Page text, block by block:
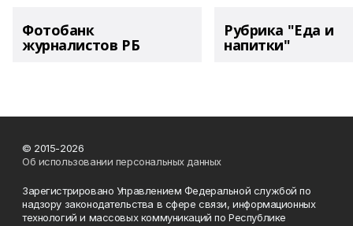
Фотобанк
журналистов РБ
Рубрика "Еда и
напитки"
© 2015-2026
Об использовании персональных данных
Зарегистрировано Управлением Федеральной службой по
надзору законодательства в сфере связи, информационных
технологий и массовых коммуникаций по Республике